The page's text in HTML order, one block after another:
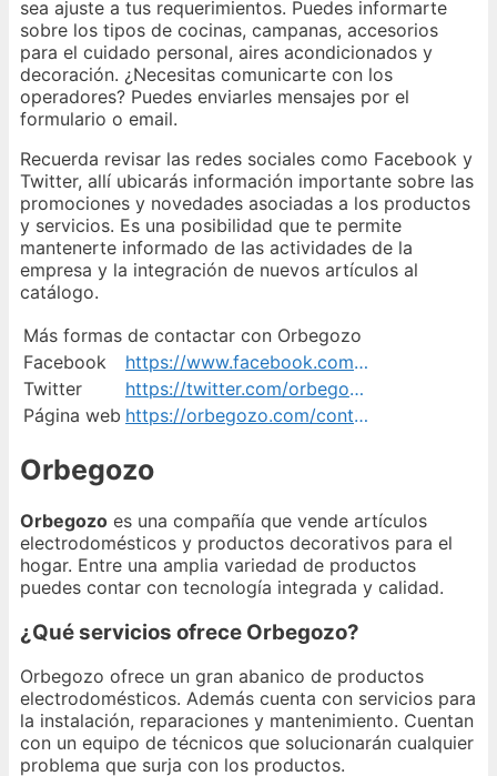
sea ajuste a tus requerimientos. Puedes informarte
sobre los tipos de cocinas, campanas, accesorios
para el cuidado personal, aires acondicionados y
decoración. ¿Necesitas comunicarte con los
operadores? Puedes enviarles mensajes por el
formulario o email.
Recuerda revisar las redes sociales como Facebook y
Twitter, allí ubicarás información importante sobre las
promociones y novedades asociadas a los productos
y servicios. Es una posibilidad que te permite
mantenerte informado de las actividades de la
empresa y la integración de nuevos artículos al
catálogo.
Más formas de contactar con Orbegozo
Facebook
https://www.facebook.com/orbegozo.es/
Twitter
https://twitter.com/orbegozo_es
Página web
https://orbegozo.com/contacto/
Orbegozo
Orbegozo es una compañía que vende artículos
electrodomésticos y productos decorativos para el
hogar. Entre una amplia variedad de productos
puedes contar con tecnología integrada y calidad.
¿Qué servicios ofrece Orbegozo?
Orbegozo ofrece un gran abanico de productos
electrodomésticos. Además cuenta con servicios para
la instalación, reparaciones y mantenimiento. Cuentan
con un equipo de técnicos que solucionarán cualquier
problema que surja con los productos.